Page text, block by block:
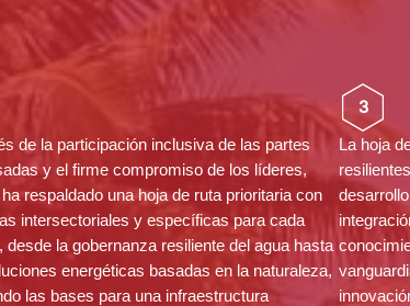
de la participación inclusiva de las partes
y el firme compromiso de los líderes,
ha respaldado una hoja de ruta prioritaria con
intersectoriales y específicas para cada
desde la gobernanza resiliente del agua hasta
energéticas basadas en la naturaleza,
las bases para una infraestructura
3
La hoja